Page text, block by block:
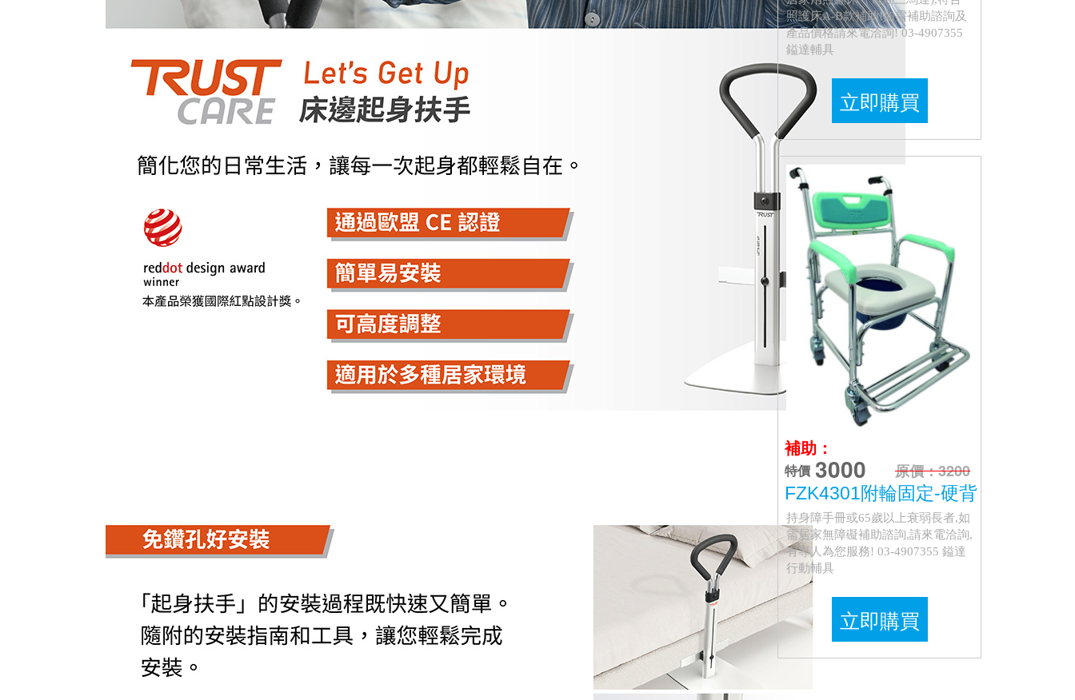
照護床A-B款補助!如需補助諮詢及
產品價格請來電洽詢! 03-4907355
鎰達輔具
立即購買
補助：
特價 3000
原價：3200
FZK4301附輪固定-硬背
持身障手冊或65歲以上衰弱長者,如
需居家無障礙補助諮詢,請來電洽詢,
有專人為您服務! 03-4907355 鎰達
行動輔具
立即購買